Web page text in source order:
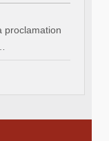
proclamation